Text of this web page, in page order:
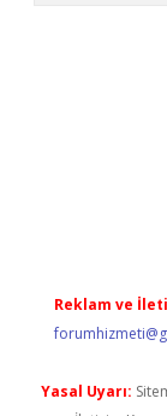
Reklam ve
Yasal Uyarı: